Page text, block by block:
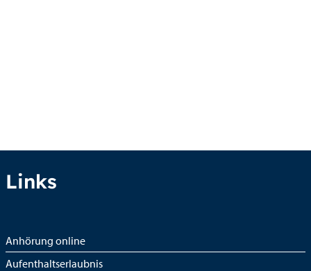
Links
Anhörung online
Aufenthaltserlaubnis